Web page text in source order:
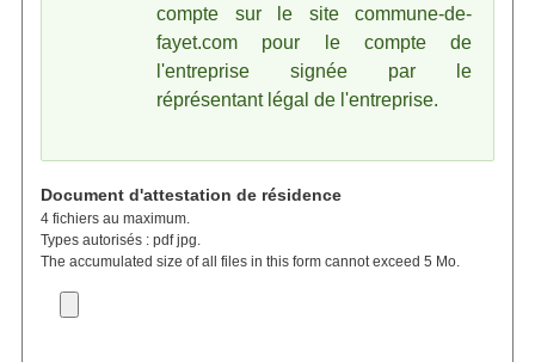
compte sur le site commune-de-
fayet.com pour le compte de
l'entreprise signée par le
réprésentant légal de l'entreprise.
Document d'attestation de résidence
4 fichiers au maximum.
Types autorisés : pdf jpg.
The accumulated size of all files in this form cannot exceed 5 Mo.